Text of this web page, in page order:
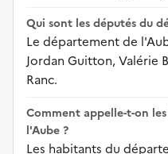
Qui sont les députés du
Le département de
Jordan Guitton, Valérie
Ranc.
Comment appelle-t-on
l'Aube ?
Les habitants du